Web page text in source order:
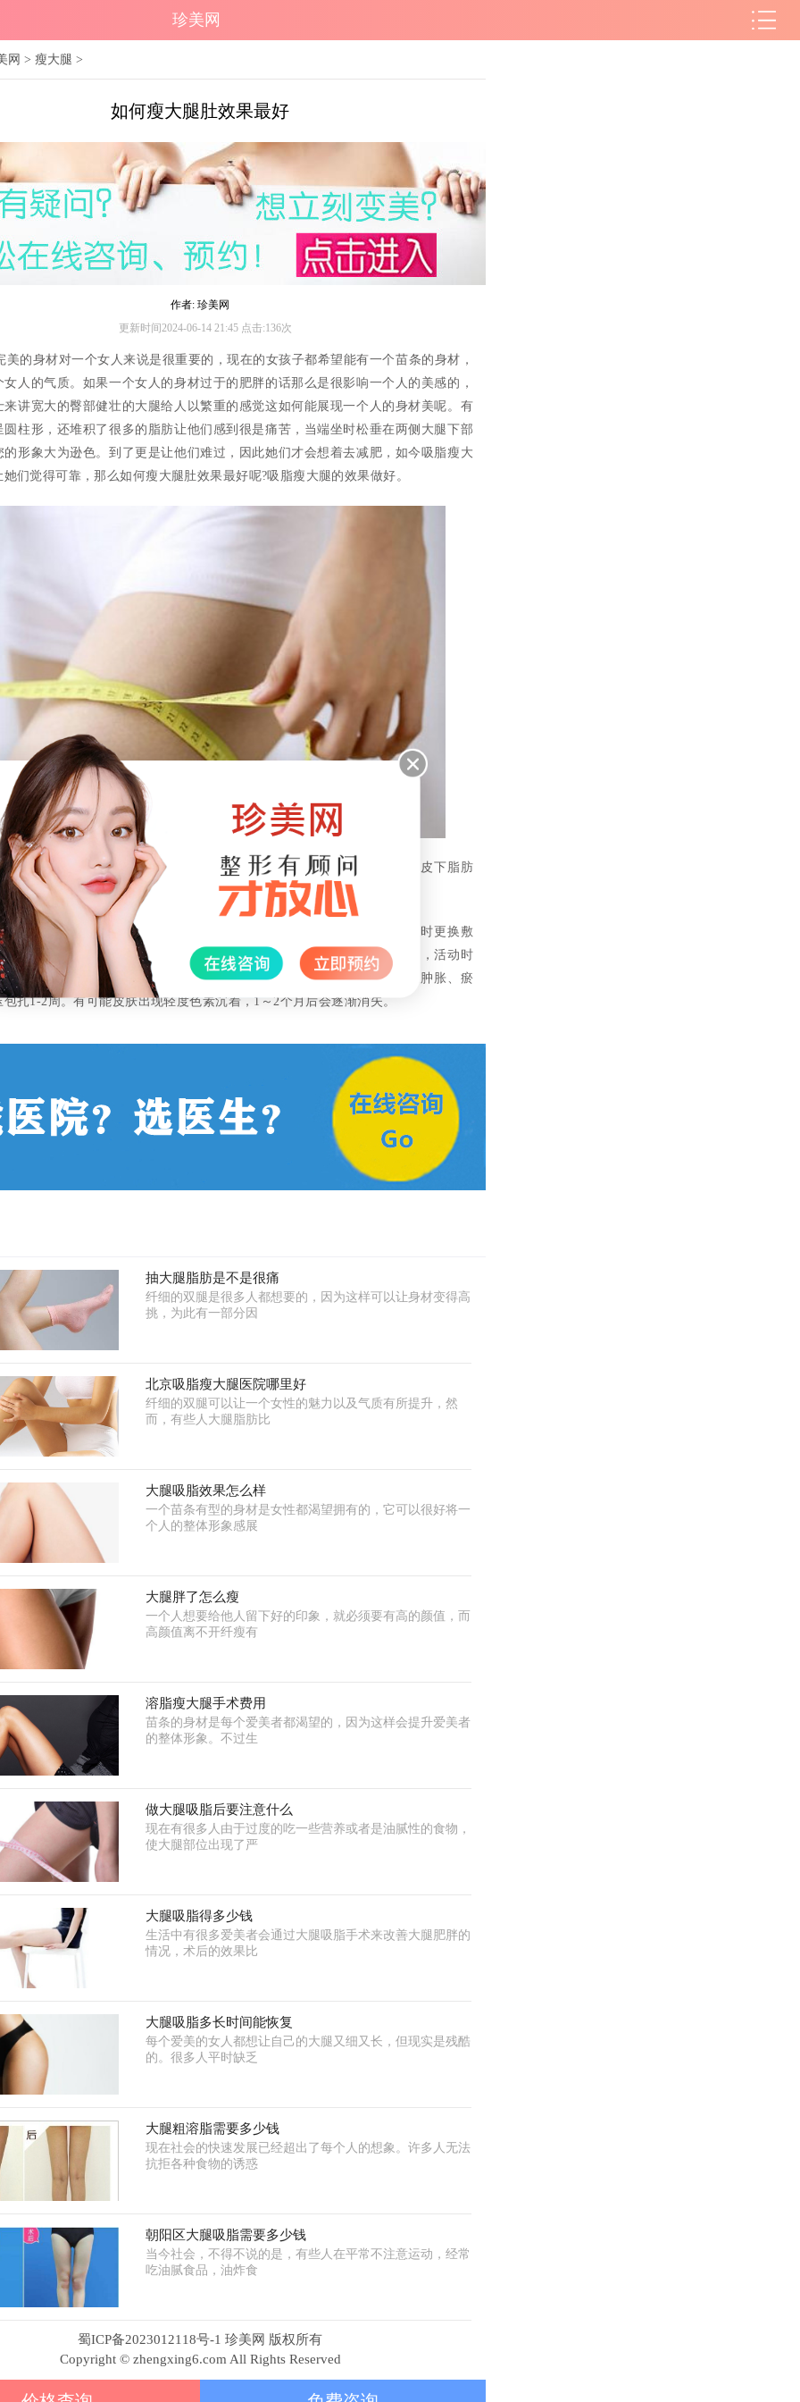
珍美网
网 >瘦大腿 >
如何瘦大腿肚效果最好
作者: 珍美网
更新时间2024-06-14 21:45 点击:136次
身材对一个女人来说是很重要的，现在的女孩子都希望能有一个苗条的身材，
女人的气质。如果一个女人的身材过于的肥胖的话那么是很影响一个人的美感的，
来讲宽大的臀部健壮的大腿给人以繁重的感觉这如何能展现一个人的身材美呢。有
圆柱形，还堆积了很多的脂肪让他们感到很是痛苦，当端坐时松垂在两侧大腿下部
的形象大为逊色。到了更是让他们难过，因此她们才会想着去减肥，如今吸脂瘦大
们觉得可靠，那么如何瘦大腿肚效果最好呢?吸脂瘦大腿的效果做好。
最传统的方式，用专用的吸脂机通过皮肤小切口将吸脂管插入大腿皮下脂肪
积脂肪抽吸到体外，以达到重塑大腿外形的目的。
后1-2天内伤口内会有渗液，会使敷料湿透，给生活带来不便，需及时更换敷
内会放置引流条，术后48-72小时需到医院复查，拔除引流。术后1-4天内，活动时
这是正常现象，但一般不影响生活自理。术后1-2周内，吸脂部位会有些肿胀、瘀
扎1-2周。有可能皮肤出现轻度色素沉着，1～2个月后会逐渐消失。
抽大腿脂肪是不是很痛
纤细的双腿是很多人都想要的，因为这样可以让身材变得高
挑，为此有一部分因
北京吸脂瘦大腿医院哪里好
纤细的双腿可以让一个女性的魅力以及气质有所提升，然
而，有些人大腿脂肪比
大腿吸脂效果怎么样
一个苗条有型的身材是女性都渴望拥有的，它可以很好将一
个人的整体形象感展
大腿胖了怎么瘦
一个人想要给他人留下好的印象，就必须要有高的颜值，而
高颜值离不开纤瘦有
溶脂瘦大腿手术费用
苗条的身材是每个爱美者都渴望的，因为这样会提升爱美者
的整体形象。不过生
做大腿吸脂后要注意什么
现在有很多人由于过度的吃一些营养或者是油腻性的食物，
使大腿部位出现了严
大腿吸脂得多少钱
生活中有很多爱美者会通过大腿吸脂手术来改善大腿肥胖的
情况，术后的效果比
大腿吸脂多长时间能恢复
每个爱美的女人都想让自己的大腿又细又长，但现实是残酷
的。很多人平时缺乏
大腿粗溶脂需要多少钱
现在社会的快速发展已经超出了每个人的想象。许多人无法
抗拒各种食物的诱惑
朝阳区大腿吸脂需要多少钱
当今社会，不得不说的是，有些人在平常不注意运动，经常
吃油腻食品，油炸食
蜀ICP备2023012118号-1 珍美网 版权所有
Copyright © zhengxing6.com All Rights Reserved